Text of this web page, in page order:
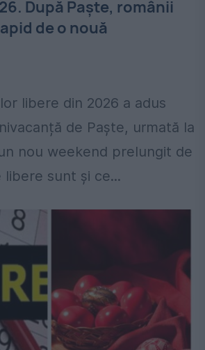
După Paște, românii
de o nouă
libere din 2026 a adus
de Paște, urmată la
nou weekend prelungit de
libere sunt și ce...